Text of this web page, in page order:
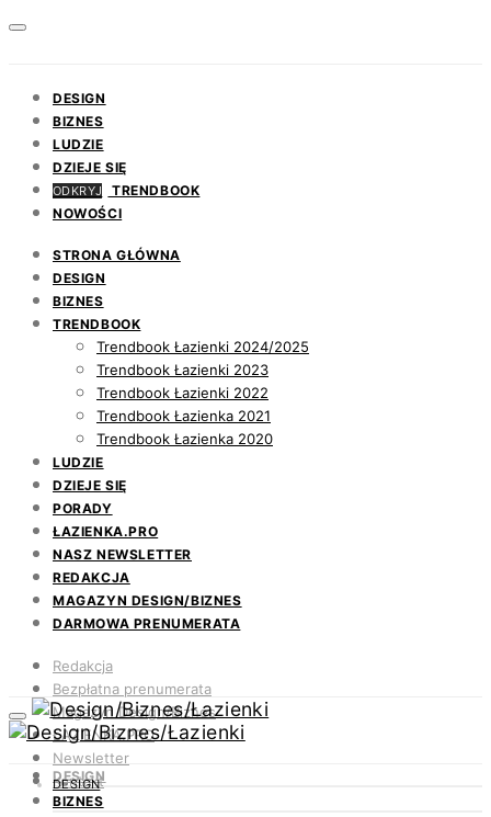
DESIGN
BIZNES
LUDZIE
DZIEJE SIĘ
ODKRYJ
TRENDBOOK
NOWOŚCI
STRONA GŁÓWNA
DESIGN
BIZNES
TRENDBOOK
Trendbook Łazienki 2024/2025
Trendbook Łazienki 2023
Trendbook Łazienki 2022
Trendbook Łazienka 2021
Trendbook Łazienka 2020
LUDZIE
DZIEJE SIĘ
PORADY
ŁAZIENKA.PRO
NASZ NEWSLETTER
REDAKCJA
MAGAZYN DESIGN/BIZNES
DARMOWA PRENUMERATA
Redakcja
Bezpłatna prenumerata
Magazyn Design/Biznes
ŁAZIENKA.PRO
Newsletter
Kontakt
DESIGN
BIZNES
DESIGN